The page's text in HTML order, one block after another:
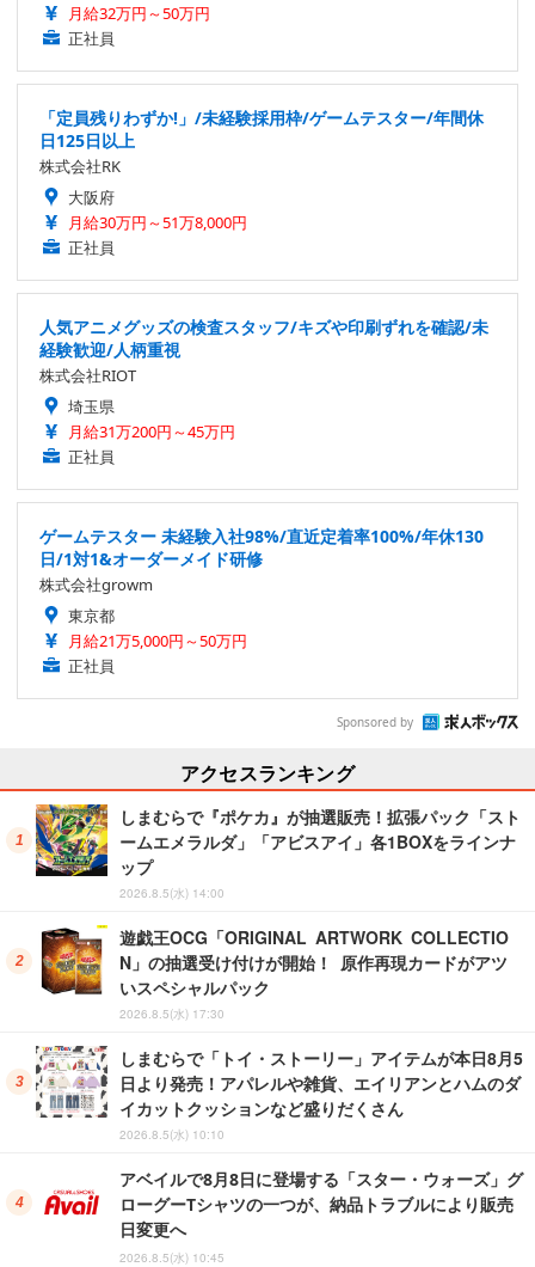
月給32万円～50万円
正社員
「定員残りわずか!」/未経験採用枠/ゲームテスター/年間休
日125日以上
株式会社RK
大阪府
月給30万円～51万8,000円
正社員
人気アニメグッズの検査スタッフ/キズや印刷ずれを確認/未
経験歓迎/人柄重視
株式会社RIOT
埼玉県
月給31万200円～45万円
正社員
ゲームテスター 未経験入社98%/直近定着率100%/年休130
日/1対1&オーダーメイド研修
株式会社growm
東京都
月給21万5,000円～50万円
正社員
Sponsored by
アクセスランキング
しまむらで『ポケカ』が抽選販売！拡張パック「スト
ームエメラルダ」「アビスアイ」各1BOXをラインナ
ップ
2026.8.5(水) 14:00
遊戯王OCG「ORIGINAL ARTWORK COLLECTIO
N」の抽選受け付けが開始！ 原作再現カードがアツ
いスペシャルパック
2026.8.5(水) 17:30
しまむらで「トイ・ストーリー」アイテムが本日8月5
日より発売！アパレルや雑貨、エイリアンとハムのダ
イカットクッションなど盛りだくさん
2026.8.5(水) 10:10
アベイルで8月8日に登場する「スター・ウォーズ」グ
ローグーTシャツの一つが、納品トラブルにより販売
日変更へ
2026.8.5(水) 10:45